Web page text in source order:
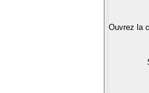
Achetez les
Convertissez vos
Ouvrez la